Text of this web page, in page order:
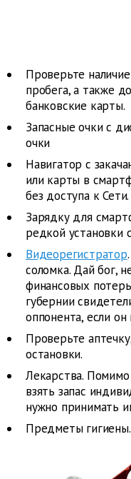
Проверьте
пробега, а также
банковские карты.
Запасные очки с
очки
Навигатор с
или карты в
без доступа к Сети.
Зарядку для
редкой установки
Видеорегистратор
соломка. Дай бог,
финансовых
губернии
оппонента, если
Проверьте
остановки.
Лекарства.
взять запас
нужно принимать
Предметы гигиены.